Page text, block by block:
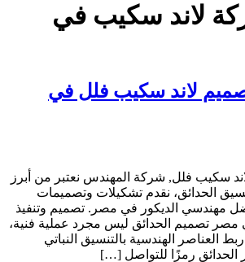
لاند سكيب في
لاند سكيب فلل في
سكيب فلل, شركة المهندس نعتبر من أبرز
الحدائق، نقدم تشكيلات وتصميمات
مهندسي الديكور في مصر. تصميم وتنفيذ
مصر تصميم الحدائق ليس مجرد عملية فنية،
العناصر الهندسية بالتنسيق النباتي
الحدائق رمزًا للتواصل […]